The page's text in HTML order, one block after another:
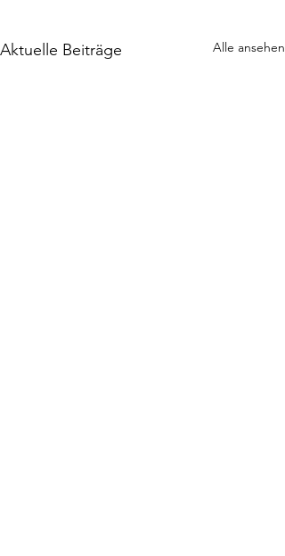
Aktuelle Beiträge Alle ansehen